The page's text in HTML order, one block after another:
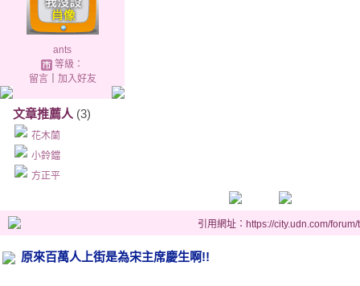
ants
等級：
留言｜ 加入好友
文章推薦人 (3)
花木蘭
小鈴鐺
方正平
引用網址：https://city.udn.com/
原來百萬人上街是為宋主席慶生啊!!